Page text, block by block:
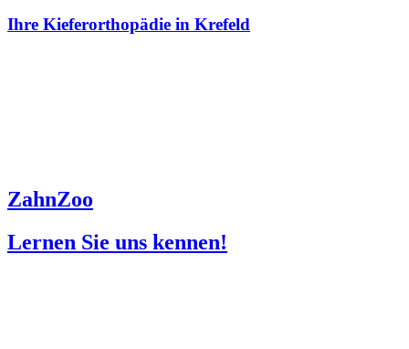
Ihre Kieferorthopädie in Krefeld
ZahnZoo
Lernen Sie uns kennen!